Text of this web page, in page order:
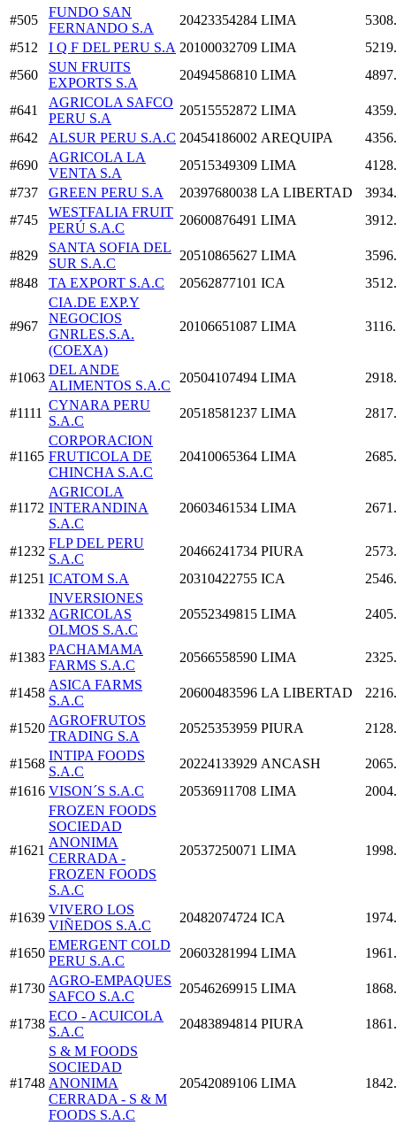
#505
FUNDO SAN
FERNANDO S.A
20423354284 LIMA
#512
I Q F DEL PERU S.A 20100032709 LIMA
#560
SUN FRUITS
EXPORTS S.A
20494586810 LIMA
#641
AGRICOLA SAFCO
PERU S.A
20515552872 LIMA
#642
ALSUR PERU S.A.C 20454186002 AREQUIPA
#690
AGRICOLA LA
VENTA S.A
20515349309 LIMA
#737
GREEN PERU S.A 20397680038 LA LIBERTAD
#745
WESTFALIA FRUIT
PERÚ S.A.C
20600876491 LIMA
#829
SANTA SOFIA DEL
SUR S.A.C
20510865627 LIMA
#848
TA EXPORT S.A.C 20562877101 ICA
#967
CIA.DE EXP.Y
NEGOCIOS
GNRLES.S.A.
(COEXA)
20106651087 LIMA
#1063
DEL ANDE
ALIMENTOS S.A.C
20504107494 LIMA
#1111
CYNARA PERU
S.A.C
20518581237 LIMA
#1165
CORPORACION
FRUTICOLA DE
CHINCHA S.A.C
20410065364 LIMA
#1172
AGRICOLA
INTERANDINA
S.A.C
20603461534 LIMA
#1232
FLP DEL PERU
S.A.C
20466241734 PIURA
#1251 ICATOM S.A 20310422755 ICA
#1332
INVERSIONES
AGRICOLAS
OLMOS S.A.C
20552349815 LIMA
#1383
PACHAMAMA
FARMS S.A.C
20566558590 LIMA
#1458
ASICA FARMS
S.A.C
20600483596 LA LIBERTAD
#1520
AGROFRUTOS
TRADING S.A
20525353959 PIURA
#1568
INTIPA FOODS
S.A.C
20224133929 ANCASH
#1616 VISON´S S.A.C 20536911708 LIMA
#1621
FROZEN FOODS
SOCIEDAD
ANONIMA
CERRADA -
FROZEN FOODS
S.A.C
20537250071 LIMA
#1639
VIVERO LOS
VIÑEDOS S.A.C
20482074724 ICA
#1650
EMERGENT COLD
PERU S.A.C
20603281994 LIMA
#1730
AGRO-EMPAQUES
SAFCO S.A.C
20546269915 LIMA
#1738
ECO - ACUICOLA
S.A.C
20483894814 PIURA
#1748
S & M FOODS
SOCIEDAD
ANONIMA
CERRADA - S & M
FOODS S.A.C
20542089106 LIMA